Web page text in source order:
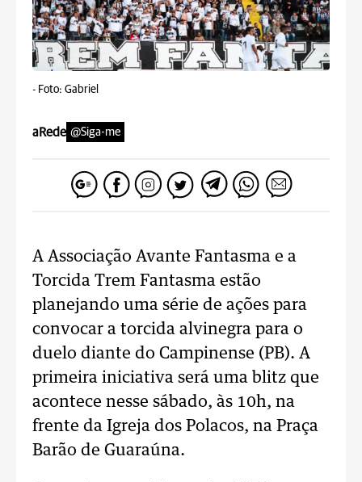
- Foto: Gabriel
aRede @Siga-me
A Associação Avante Fantasma e a
Torcida Trem Fantasma estão
planejando uma série de ações para
convocar a torcida alvinegra para o
duelo diante do Campinense (PB). A
primeira iniciativa será uma blitz que
acontece nesse sábado, às 10h, na
frente da Igreja dos Polacos, na Praça
Barão de Guaraúna.